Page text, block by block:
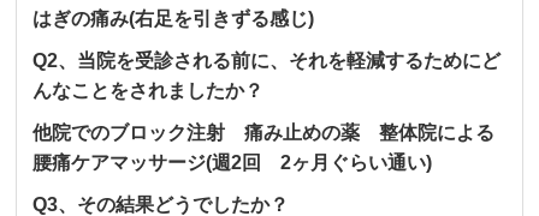
はぎの痛み(右足を引きずる感じ)
Q2、当院を受診される前に、それを軽減するためにど
んなことをされましたか？
他院でのブロック注射 痛み止めの薬 整体院による
腰痛ケアマッサージ(週2回 2ヶ月ぐらい通い)
Q3、その結果どうでしたか？